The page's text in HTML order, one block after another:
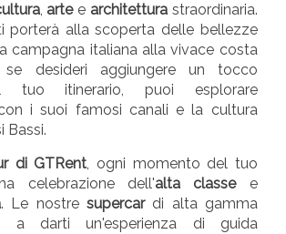
, artee architettura straordinaria.
porterà alla scoperta delle bellezze
campagna italiana alla vivace costa
se desideri aggiungere un tocco
tuo itinerario, puoi esplorare
i suoi famosi canali e la cultura
Bassi.
di GTRent, ogni momento del tuo
celebrazione dell'alta classee
. Le nostre supercardi alta gamma
a darti un'esperienza di guida